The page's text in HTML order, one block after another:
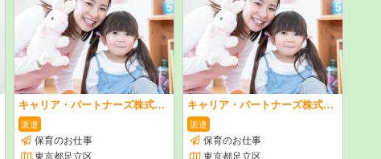
キャリア・パートナーズ株式会社
派遣
保育のお仕事
東京都足立区
キャリア・パートナーズ株式会社
派遣
保育のお仕事
東京都足立区